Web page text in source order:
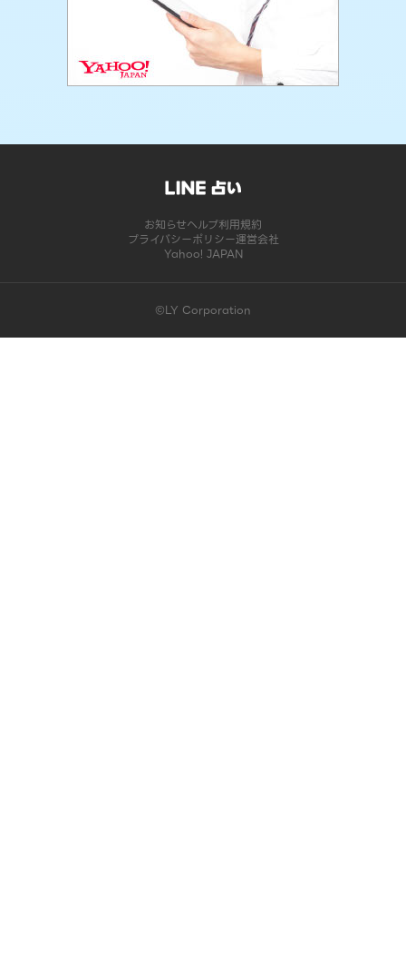
お知らせヘルプ利用規約
プライバシーポリシー運営会社
Yahoo! JAPAN
©LY Corporation
このコンテンツは掲載が終了しました | LINE占い